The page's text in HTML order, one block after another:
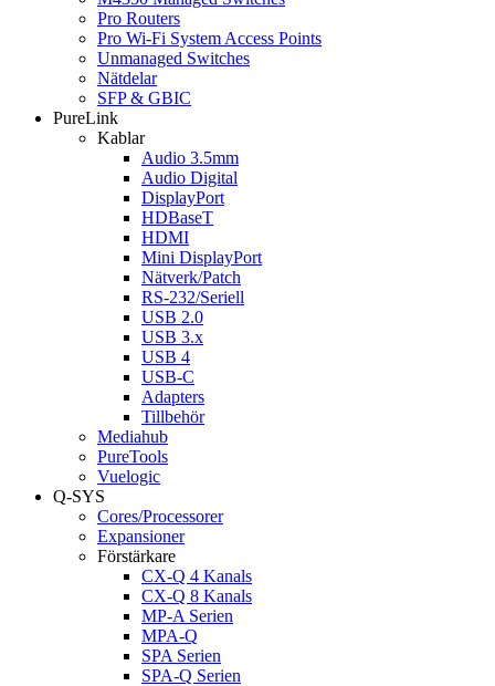
Pro Routers
Pro Wi-Fi System Access Points
Unmanaged Switches
Nätdelar
SFP & GBIC
PureLink
Kablar
Audio 3.5mm
Audio Digital
DisplayPort
HDBaseT
HDMI
Mini DisplayPort
Nätverk/Patch
RS-232/Seriell
USB 2.0
USB 3.x
USB 4
USB-C
Adapters
Tillbehör
Mediahub
PureTools
Vuelogic
Q-SYS
Cores/Processorer
Expansioner
Förstärkare
CX-Q 4 Kanals
CX-Q 8 Kanals
MP-A Serien
MPA-Q
SPA Serien
SPA-Q Serien